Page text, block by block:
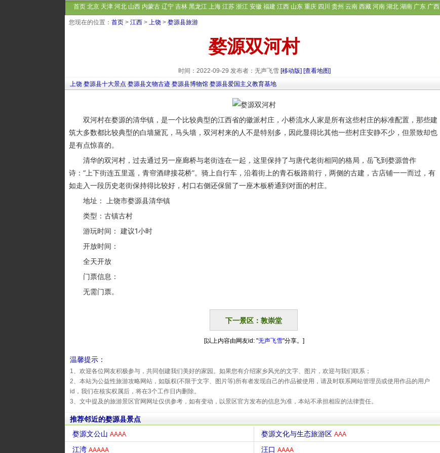
首页 北京 天津 河北 山西 内蒙古 辽宁 吉林 黑龙江 上海 江苏 浙江 安徽 福建 江西 山东 重庆 四川 贵州 云南 西藏 河南 湖北 湖南 广东 广西
您现在的位置： 首页 > 江西 > 上饶 > 婺源县旅游
婺源双河村
时间：2022-09-29 发布者：无声飞雪 [移动版] [查看地图]
上饶 婺源县十大景点 婺源县文物古迹 婺源县博物馆 婺源县爱国主义教育基地
双河村在婺源的清华镇，是一个比较典型的江西省的徽派村庄，小桥流水人家是所有这些村庄的标准配置，那些建
筑大多数都比较典型的白墙黛瓦，马头墙，双河村来的人不是特别多，因此显得比其他一些村庄安静不少，但景致却也
是有点惊喜的。
清华的双河村，过去通过另一座廊桥与老街连在一起，这里保持了与唐代老街相同的格局，岳飞到婺源曾作
诗：“上下街连五里遥，青帘酒肆接花桥”。骑上自行车，沿着街上的青石板路前行，两侧的古建，古店铺一一而过，有
如走入一段历史老街保持得比较好，村口右侧还保留了一座木板桥通到对面的村庄。
地址： 上饶市婺源县清华镇
类型：古镇古村
游玩时间： 建议1小时
开放时间：
全天开放
门票信息：
无需门票。
下一景区：敦崇堂
[以上内容由网友id: "无声飞雪"分享。]
温馨提示：
1、欢迎各位网友积极参与，共同创建我们美好的家园。如果您有介绍家乡风光的文字、图片，欢迎与我们联系；
2、本站为公益性旅游攻略网站，如版权(不限于文字、图片等)所有者发现自己的作品被使用，请及时联系网站管理员或使用作品的用户
id，我们在核实权属后，将在3个工作日内删除。
3、文中提及的旅游景区官网网址仅供参考，如有变动，以景区官方发布的信息为准，本站不承担相应的法律责任。
推荐邻近的婺源县景点
婺源文公山 AAAA 婺源文化与生态旅游区 AAA
江湾 AAAAA 汪口 AAAA